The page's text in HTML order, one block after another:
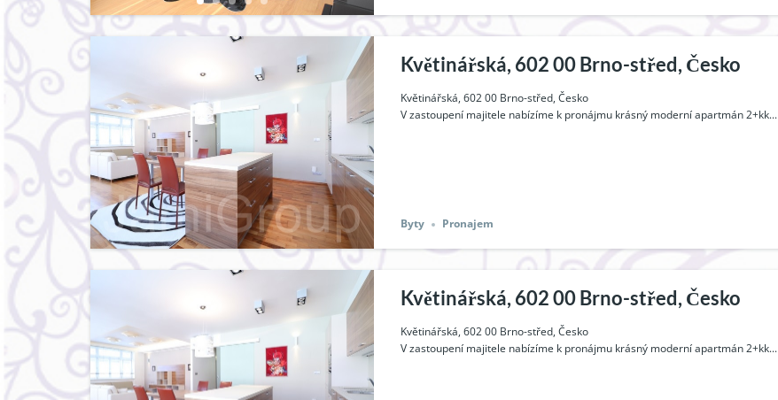
Květinářská, 602 00 Brno-střed, Česko
Květinářská, 602 00 Brno-střed, Česko
V zastoupení majitele nabízíme k pronájmu krásný moderní apartmán 2+kk...
Byty Pronajem
Květinářská, 602 00 Brno-střed, Česko
Květinářská, 602 00 Brno-střed, Česko
V zastoupení majitele nabízíme k pronájmu krásný moderní apartmán 2+kk...